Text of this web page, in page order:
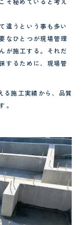
違うという事も多い
なひとつが現場管理
が施工する。それだ
するために、現場管
る施工実績から、品質
。